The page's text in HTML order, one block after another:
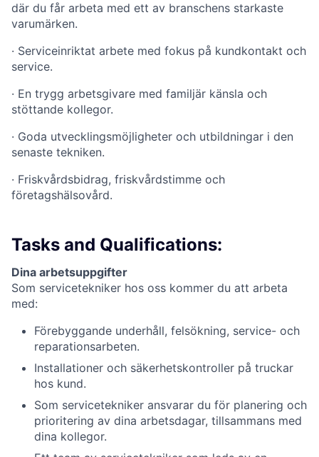
där du får arbeta med ett av branschens starkaste
varumärken.
· Serviceinriktat arbete med fokus på kundkontakt och
service.
· En trygg arbetsgivare med familjär känsla och
stöttande kollegor.
· Goda utvecklingsmöjligheter och utbildningar i den
senaste tekniken.
· Friskvårdsbidrag, friskvårdstimme och
företagshälsovård.
Tasks and Qualifications:
Dina arbetsuppgifter
Som servicetekniker hos oss kommer du att arbeta
med:
Förebyggande underhåll, felsökning, service- och
reparationsarbeten.
Installationer och säkerhetskontroller på truckar
hos kund.
Som servicetekniker ansvarar du för planering och
prioritering av dina arbetsdagar, tillsammans med
dina kollegor.